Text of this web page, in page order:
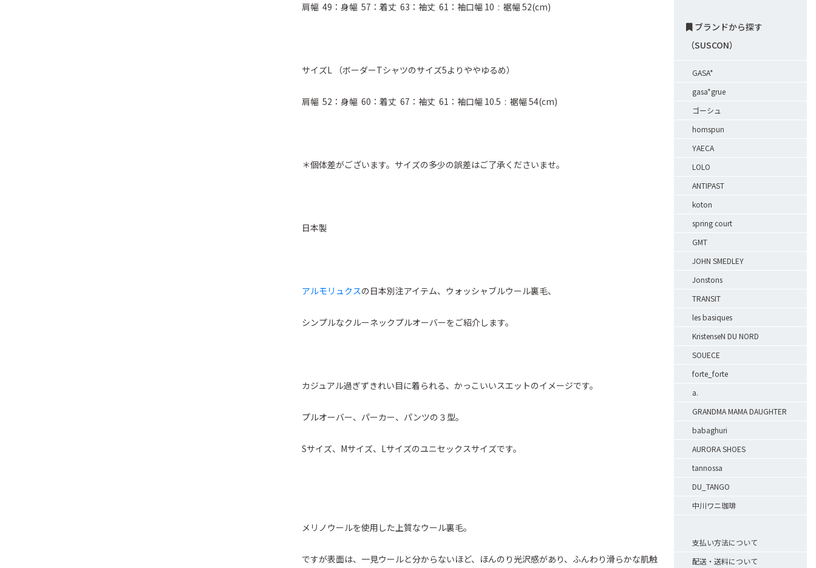
肩幅 49：身幅 57：着丈 63：袖丈 61：袖口幅 10 : 裾幅 52(cm)
サイズL （ボーダーTシャツのサイズ5よりややゆるめ）
肩幅 52：身幅 60：着丈 67：袖丈 61：袖口幅 10.5 : 裾幅 54(cm)
＊個体差がございます。サイズの多少の誤差はご了承くださいませ。
日本製
アルモリュクスの日本別注アイテム、ウォッシャブルウール裏毛、
シンプルなクルーネックプルオーバーをご紹介します。
カジュアル過ぎずきれい目に着られる、かっこいいスエットのイメージです。
プルオーバー、パーカー、パンツの３型。
Sサイズ、Mサイズ、Lサイズのユニセックスサイズです。
メリノウールを使用した上質なウール裏毛。
ですが表面は、一見ウールと分からないほど、ほんのり光沢感があり、ふんわり滑らかな肌触
ブランドから探す
（SUSCON）
GASA*
gasa*grue
ゴーシュ
homspun
YAECA
LOLO
ANTIPAST
koton
spring court
GMT
JOHN SMEDLEY
Jonstons
TRANSIT
les basiques
KristenseN DU NORD
SOUECE
forte_forte
a.
GRANDMA MAMA DAUGHTER
babaghuri
AURORA SHOES
tannossa
DU_TANGO
中川ワニ珈琲
支払い方法について
配送・送料について